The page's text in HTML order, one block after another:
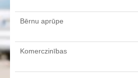
Komerczinības
Bērnu aprūpe
Komerczinības